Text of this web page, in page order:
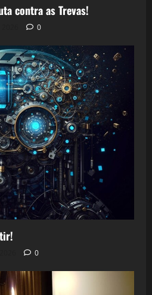
contra as Trevas!
0
0